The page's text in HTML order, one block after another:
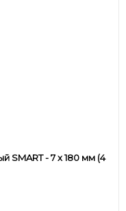
SMART - 7 x 180 мм (4